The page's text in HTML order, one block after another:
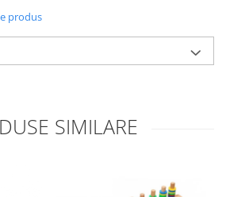
produs
SIMILARE